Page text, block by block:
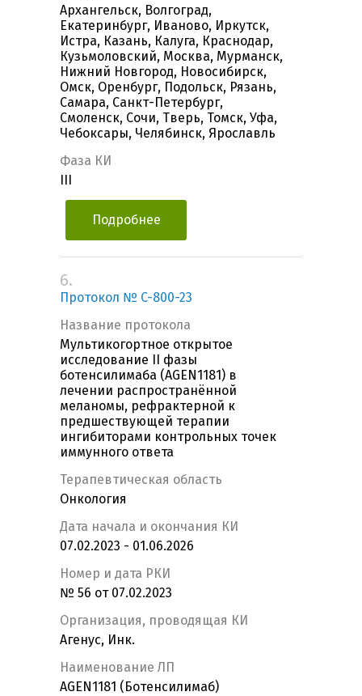
Архангельск, Волгоград,
Екатеринбург, Иваново, Иркутск,
Истра, Казань, Калуга, Краснодар,
Кузьмоловский, Москва, Мурманск,
Нижний Новгород, Новосибирск,
Омск, Оренбург, Подольск, Рязань,
Самара, Санкт-Петербург,
Смоленск, Сочи, Тверь, Томск, Уфа,
Чебоксары, Челябинск, Ярославль
Фаза КИ
Подробнее
6.
Протокол № C-800-23
Название протокола
Мультикогортное открытое
исследование II фазы
ботенсилимаба (AGEN1181) в
лечении распространённой
меланомы, рефрактерной к
предшествующей терапии
ингибиторами контрольных точек
иммунного ответа
Терапевтическая область
Онкология
Дата начала и окончания КИ
07.02.2023 - 01.06.2026
Номер и дата РКИ
№ 56 от 07.02.2023
Организация, проводящая КИ
Агенус, Инк.
Наименование ЛП
AGEN1181 (Ботенсилимаб)